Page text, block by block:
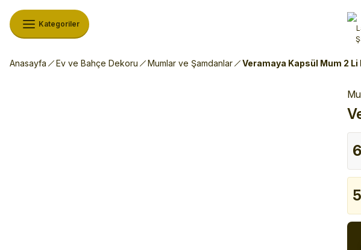
%10
Kategoriler
Anasayfa Ev ve Bahçe Dekoru Mumlar ve Şamdanlar Veramaya Kapsül Mum 2 Li